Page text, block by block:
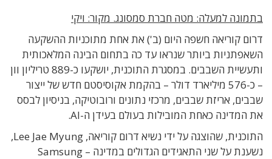
בתמונה למעלה: מטה חברת סמסונג. מקור: ויקי
דרום קוריאה חשפה היום (ב') את אחת מתוכניות ההשקעה
השאפתניות ביותר שנראו עד כה בתחום הבינה המלאכותית
ותעשיית השבבים. במסגרת התוכנית, יושקעו כ-889 טריליון וון
– כ-576 מיליארד דולר – בהקמת אקוסיסטם חדש של ייצור
שבבים, אריזת שבבים, מרכזי נתונים ורובוטיקה, בניסיון לבסס
את המדינה כאחת המובילות בעולם בעידן ה-AI.
התוכנית, שהוצגה על ידי נשיא דרום קוריאה, Lee Jae Myung,
נשענת על שני התאגידים הגדולים במדינה – Samsung